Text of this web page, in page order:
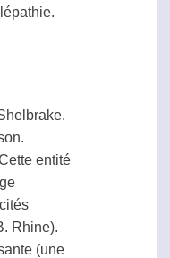
.
entité
Rhine).
(une